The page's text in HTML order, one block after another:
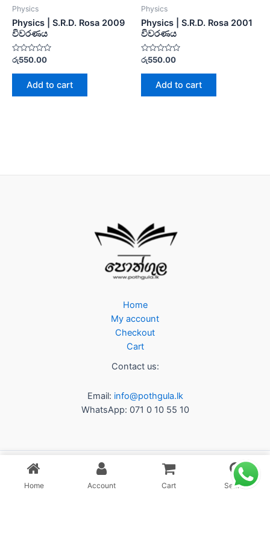
Physics
Physics | S.R.D. Rosa 2009
විවරණය
Rated
out
රු550.00
Add to cart
Physics
Physics | S.R.D. Rosa 2001
විවරණය
Rated
out
රු550.00
Add to cart
Home
My account
Checkout
Cart
Contact us:
Email: info@pothgula.lk
WhatsApp: 071 0 10 55 10
Home Account Cart Search